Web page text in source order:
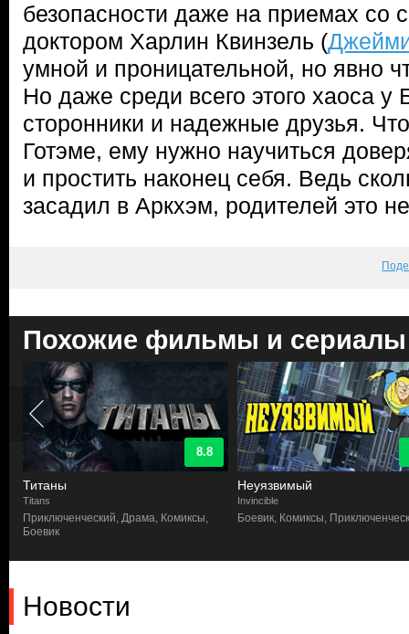
безопасности даже на приемах со
доктором Харлин Квинзель (
умной и проницательной, но явно
Но даже среди всего этого хаоса у
сторонники и надежные друзья.
Готэме, ему нужно научиться
и простить наконец себя. Ведь
засадил в Аркхэм, родителей это
Похожие фильмы и сериалы
8.8
Титаны
Titans
Приключенческий, Драма, Комиксы,
Боевик
Неуязвимый
Invincible
Боевик, Комиксы,
Новости